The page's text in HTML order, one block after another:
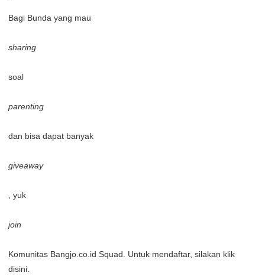
Bagi Bunda yang mau
sharing
soal
parenting
dan bisa dapat banyak
giveaway
, yuk
join
Komunitas Bangjo.co.id Squad. Untuk mendaftar, silakan klik
disini.